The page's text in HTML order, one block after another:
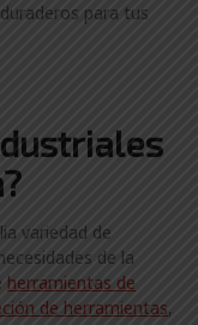
para tus
variedad de
de la
herramientas de
de herramientas,